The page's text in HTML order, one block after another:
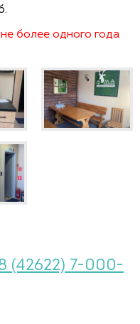
более одного года
(42622) 7-000-